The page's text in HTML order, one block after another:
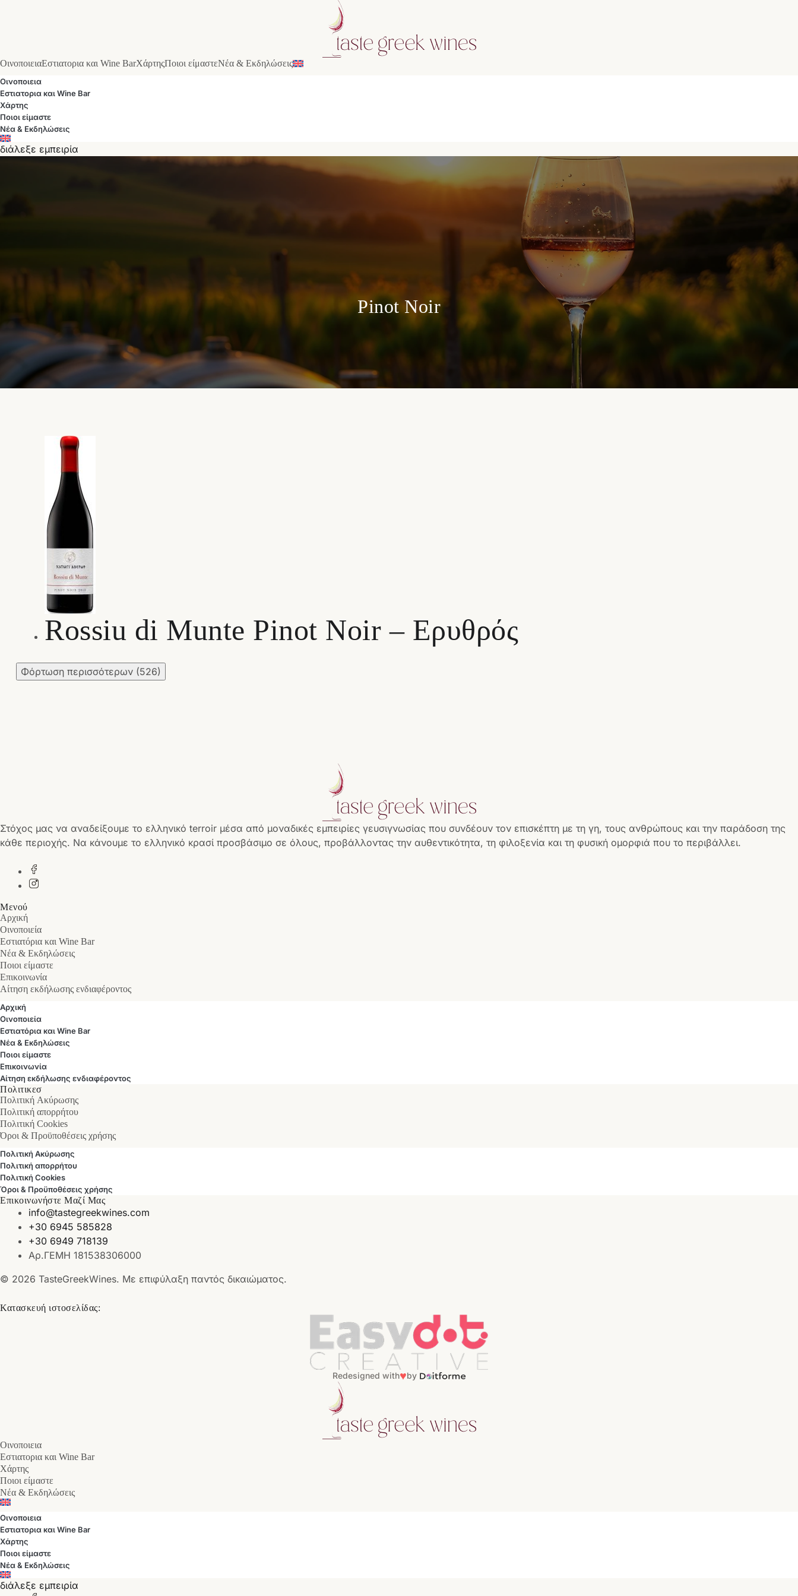
ΟινοποιειαΕστιατορια και Wine BarΧάρτηςΠοιοι είμαστεΝέα & Εκδηλώσεις
Οινοποιεια
Εστιατορια και Wine Bar
Χάρτης
Ποιοι είμαστε
Νέα & Εκδηλώσεις
διάλεξε εμπειρία
Pinot Noir
Rossiu di Munte Pinot Noir – Ερυθρός
Φόρτωση περισσότερων (526)
Στόχος μας να αναδείξουμε το ελληνικό terroir μέσα από μοναδικές εμπειρίες γευσιγνωσίας που συνδέουν τον επισκέπτη με τη γη, τους ανθρώπους και την παράδοση της
κάθε περιοχής. Να κάνουμε το ελληνικό κρασί προσβάσιμο σε όλους, προβάλλοντας την αυθεντικότητα, τη φιλοξενία και τη φυσική ομορφιά που το περιβάλλει.
Μενού
Αρχική
Οινοποιεία
Εστιατόρια και Wine Bar
Νέα & Εκδηλώσεις
Ποιοι είμαστε
Επικοινωνία
Αίτηση εκδήλωσης ενδιαφέροντος
Αρχική
Οινοποιεία
Εστιατόρια και Wine Bar
Νέα & Εκδηλώσεις
Ποιοι είμαστε
Επικοινωνία
Αίτηση εκδήλωσης ενδιαφέροντος
Πολιτικεσ
Πολιτική Ακύρωσης
Πολιτική απορρήτου
Πολιτική Cookies
Όροι & Προϋποθέσεις χρήσης
Πολιτική Ακύρωσης
Πολιτική απορρήτου
Πολιτική Cookies
Όροι & Προϋποθέσεις χρήσης
Επικοινωνήστε Μαζί Μας
info@tastegreekwines.com
+30 6945 585828
+30 6949 718139
Αρ.ΓΕΜΗ 181538306000
© 2026 TasteGreekWines. Με επιφύλαξη παντός δικαιώματος.
Κατασκευή ιστοσελίδας:
Redesigned with♥by
Οινοποιεια
Εστιατορια και Wine Bar
Χάρτης
Ποιοι είμαστε
Νέα & Εκδηλώσεις
Οινοποιεια
Εστιατορια και Wine Bar
Χάρτης
Ποιοι είμαστε
Νέα & Εκδηλώσεις
διάλεξε εμπειρία